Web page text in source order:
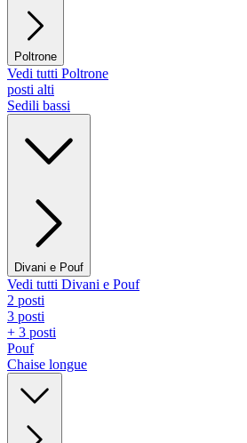
Poltrone
Vedi tutti Poltrone
posti alti
Sedili bassi
Divani e Pouf
Vedi tutti Divani e Pouf
2 posti
3 posti
+ 3 posti
Pouf
Chaise longue